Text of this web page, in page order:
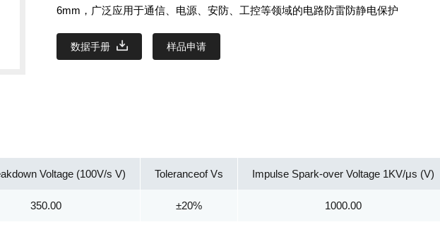
6mm，广泛应用于通信、电源、安防、工控等领域的电路防雷防静电保护
数据手册 样品申请
Voltage (100V/s V)
350.00
Toleranceof Vs
±20%
Impulse Spark-over Voltage 1KV/μs (V)
1000.00